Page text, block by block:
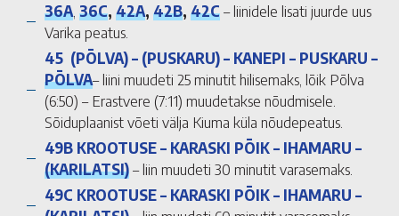
36A 36C, 42A, 42B, 42C– liinidele lisati juurde uus
Varika peatus.
45 (PÕLVA) – (PUSKARU) – KANEPI – PUSKARU –
PÕLVA– liini muudeti 25 minutit hilisemaks, lõik Põlva
(6:50) – Erastvere (7:11) muudetakse nõudmisele.
Sõiduplaanist võeti välja Kiuma küla nõudepeatus.
49B KROOTUSE – KARASKI PÕIK – IHAMARU –
(KARILATSI)– liin muudeti 30 minutit varasemaks.
49C KROOTUSE – KARASKI PÕIK – IHAMARU –